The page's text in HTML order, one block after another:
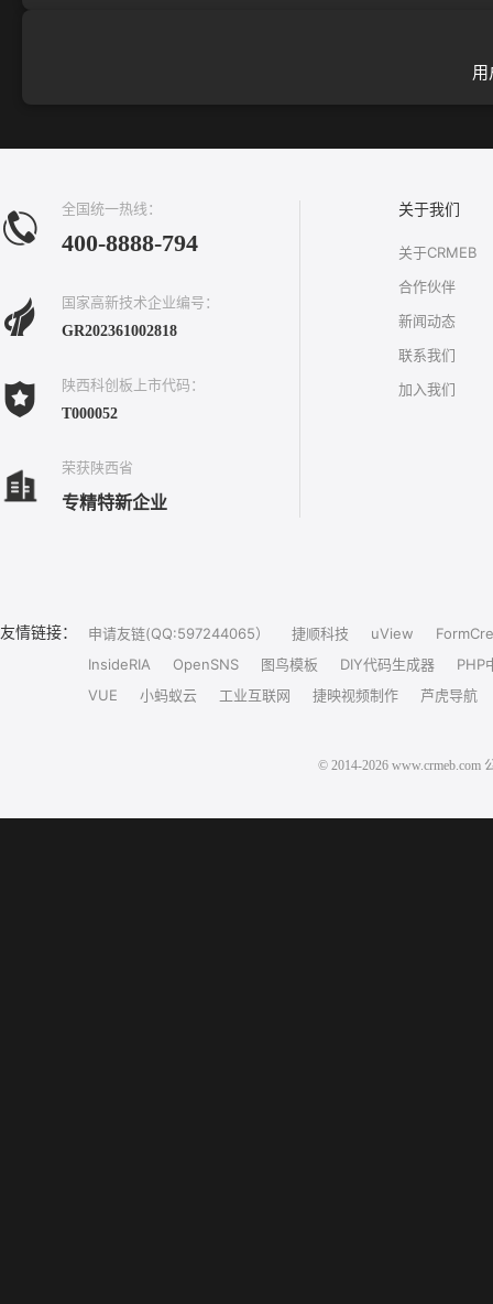
全国统一热线：
400-8888-794
国家高新技术企业编号：
GR202361002818
陕西科创板上市代码：
T000052
荣获陕西省
专精特新企业
关于我们
关于CRMEB
合作伙伴
新闻动态
联系我们
加入我们
友情链接： 申请友链(QQ:597244065） 捷顺科技 uView
InsideRIA
OpenSNS 图鸟模板 DIY代码生成器
PHP
VUE
小蚂蚁云 工业互联网 捷映视频制作 芦虎导航
© 2014-2026